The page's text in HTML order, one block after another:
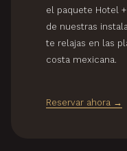
el paquete Hotel
de nuestras
te relajas en las
costa mexicana.
Reservar ahora